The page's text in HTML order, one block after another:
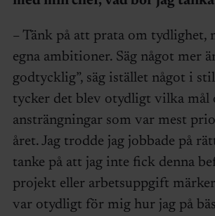
– Tänk på att prata om tydlighet,
egna ambitioner. Säg något mer
godtycklig”, säg istället något i
tycker det blev otydligt vilka mål
ansträngningar som var mest
året. Jag trodde jag jobbade på
tanke på att jag inte fick denna
projekt eller arbetsuppgift
var otydligt för mig hur jag på